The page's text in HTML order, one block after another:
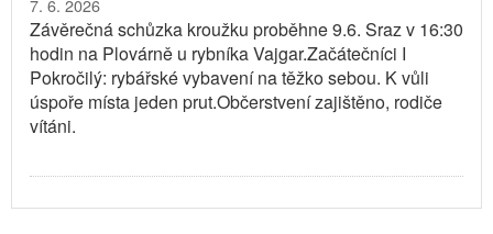
Závěrečná schůzka kroužku proběhne 9.6. Sraz v 16:30
hodin na Plovárně u rybníka Vajgar.Začátečníci I
Pokročilý: rybářské vybavení na těžko sebou. K vůli
úspoře místa jeden prut.Občerstvení zajištěno, rodiče
vítáni.